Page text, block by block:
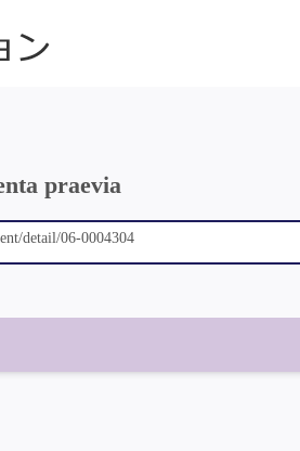
praevia